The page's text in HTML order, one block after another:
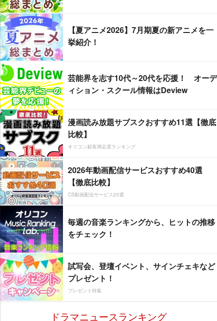
【夏アニメ2026】7月期夏の新アニメを一
挙紹介！
芸能界を志す10代～20代を応援！ オーデ
ィション・スクール情報はDeview
漫画読み放題サブスクおすすめ11選【徹底
比較】
オリコン顧客満足度ランキング
2026年動画配信サービスおすすめ40選
【徹底比較】
CS動画配信サービス20選
毎週の音楽ランキングから、ヒットの推移
をチェック！
試写会、登壇イベント、サインチェキなど
プレゼント！
プレゼント特集
ドラマニュースランキング